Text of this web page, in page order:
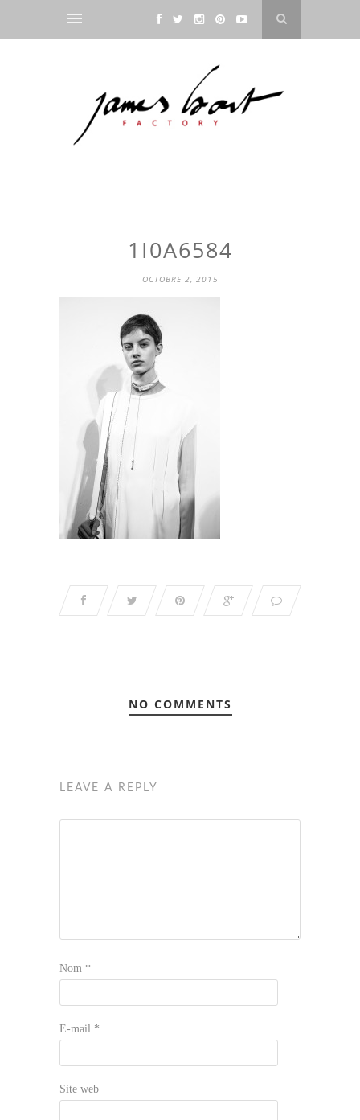
1I0A6584
OCTOBRE 2, 2015
NO COMMENTS
LEAVE A REPLY
Nom *
E-mail *
Site web